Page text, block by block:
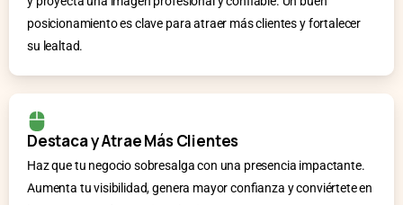
posicionamiento es clave para atraer más clientes y fortalecer
su lealtad.
Destaca y Atrae Más Clientes
Haz que tu negocio sobresalga con una presencia impactante.
Aumenta tu visibilidad, genera mayor confianza y conviértete en